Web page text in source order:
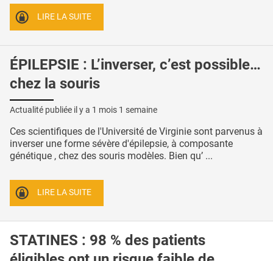
LIRE LA SUITE
ÉPILEPSIE : L’inverser, c’est possible…
chez la souris
Actualité publiée il y a 1 mois 1 semaine
Ces scientifiques de l'Université de Virginie sont parvenus à
inverser une forme sévère d'épilepsie, à composante
génétique , chez des souris modèles. Bien qu’ ...
LIRE LA SUITE
STATINES : 98 % des patients